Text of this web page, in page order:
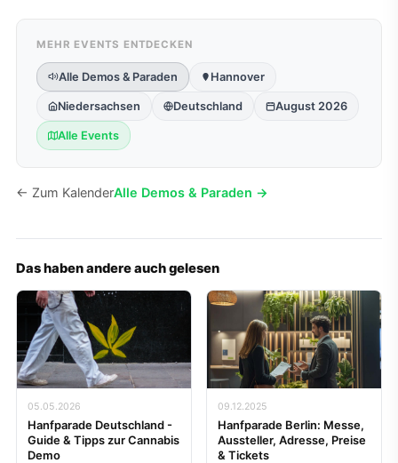
MEHR EVENTS ENTDECKEN
Alle Demos & Paraden Hannover
Niedersachsen Deutschland August 2026
Alle Events
← Zum KalenderAlle Demos & Paraden →
Das haben andere auch gelesen
05.05.2026
Hanfparade Deutschland -
Guide & Tipps zur Cannabis
Demo
09.12.2025
Hanfparade Berlin: Messe,
Aussteller, Adresse, Preise
& Tickets